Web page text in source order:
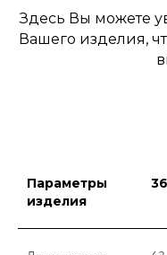
Здесь Вы можете
Вашего изделия,
Параметры
изделия
36